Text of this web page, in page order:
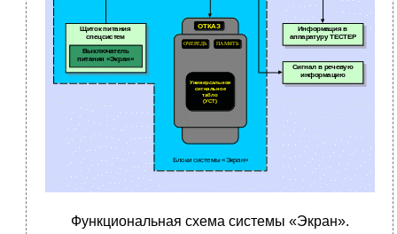
Функциональная схема системы «Экран».